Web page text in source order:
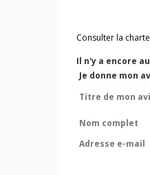
Consulter la
Il n'y a encore
Je donne mon
Titre de mon
Nom complet
Adresse e-mail